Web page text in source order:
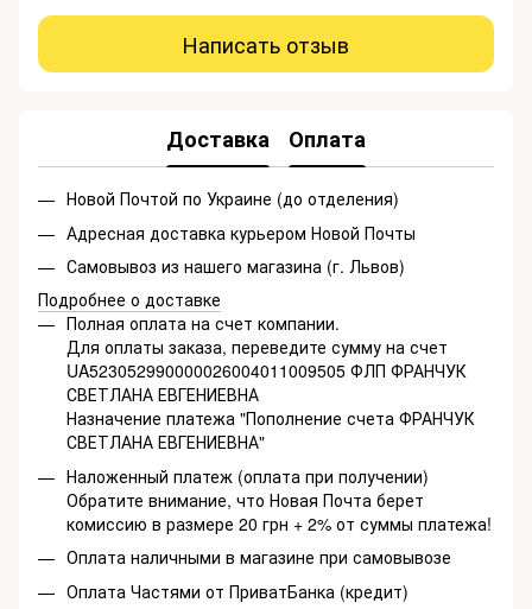
Написать отзыв
Доставка Оплата
Новой Почтой по Украине (до отделения)
Адресная доставка курьером Новой Почты
Самовывоз из нашего магазина (г. Львов)
Подробнее о доставке
Полная оплата на счет компании.
Для оплаты заказа, переведите сумму на счет
UA523052990000026004011009505 ФЛП ФРАНЧУК
СВЕТЛАНА ЕВГЕНИЕВНА
Назначение платежа "Пополнение счета ФРАНЧУК
СВЕТЛАНА ЕВГЕНИЕВНА"
Наложенный платеж (оплата при получении)
Обратите внимание, что Новая Почта берет
комиссию в размере 20 грн + 2% от суммы платежа!
Оплата наличными в магазине при самовывозе
Оплата Частями от ПриватБанка (кредит)